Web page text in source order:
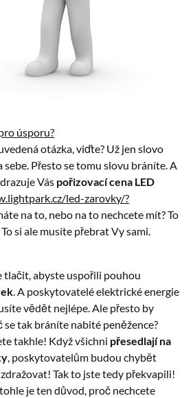
úsporu?
otázka, viďte? Už jen slovo
sebe. Přesto se tomu slovu bráníte. A
Vás pořizovací cena LED
led-zarovky/?
na to, nebo na to nechcete mít? To
si ale musíte přebrat Vy sami.
tlačit, abyste uspořili pouhou
. A poskytovatelé elektrické energie
vědět nejlépe. Ale přesto by
se tak bráníte nabité peněžence?
takhle! Když všichni přesedlají na
, poskytovatelům budou chybět
Tak to jste tedy překvapili!
je ten důvod, proč nechcete